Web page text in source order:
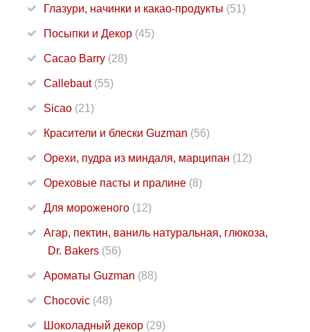
Глазури, начинки и какао-продукты (51)
Посыпки и Декор (45)
Cacao Barry (28)
Callebaut (55)
Sicao (21)
Красители и блески Guzman (56)
Орехи, пудра из миндаля, марципан (12)
Ореховые пасты и пралине (8)
Для мороженого (12)
Агар, пектин, ваниль натуральная, глюкоза,
Dr. Bakers (56)
Ароматы Guzman (88)
Chocovic (48)
Шоколадный декор (29)